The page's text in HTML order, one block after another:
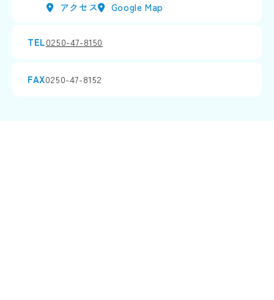
アクセス
Google Map
TEL0250-47-8150
FAX0250-47-8152